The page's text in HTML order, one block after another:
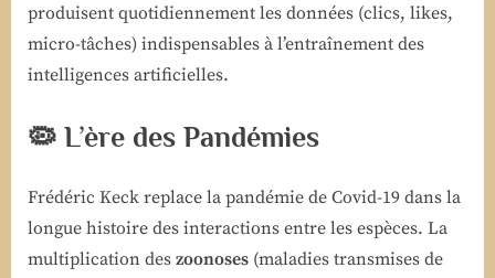
produisent quotidiennement les données (clics, likes,
micro-tâches) indispensables à l’entraînement des
intelligences artificielles.
🦠 L’ère des Pandémies
Frédéric Keck replace la pandémie de Covid-19 dans la
longue histoire des interactions entre les espèces. La
multiplication des zoonoses (maladies transmises de